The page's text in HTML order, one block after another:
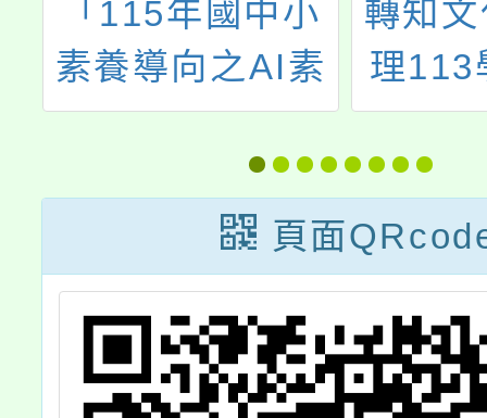
「115年國中小
素養導向之AI素
養教學推動計
畫」-「AI素養教
學初階工作坊」
轉知
理113
育優
育講座
愛，
爸媽
王啦
校教
頁面